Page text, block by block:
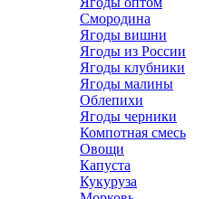
Смородина
Ягоды вишни
Ягоды из России
Ягоды клубники
Ягоды малины
Облепихи
Ягоды черники
Компотная смесь
Овощи
Капуста
Кукуруза